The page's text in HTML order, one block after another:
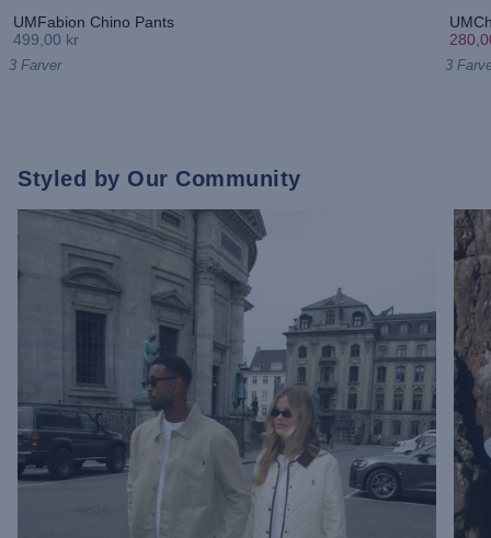
UMFabion Chino Pants
499,00 kr
3 Farver 3
Styled by Our Community